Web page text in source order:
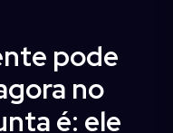
pode
no
é: ele